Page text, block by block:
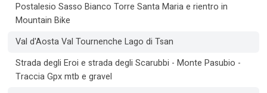
Postalesio Sasso Bianco Torre Santa Maria e rientro in
Mountain Bike
Val d'Aosta Val Tournenche Lago di Tsan
Strada degli Eroi e strada degli Scarubbi - Monte Pasubio -
Traccia Gpx mtb e gravel